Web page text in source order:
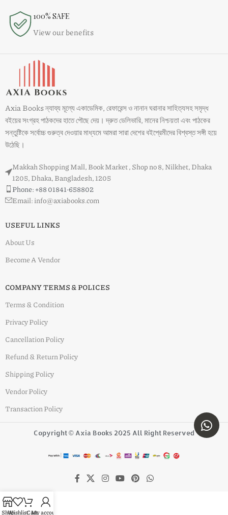
100% SAFE
View our benefits
Axia Books ন্যায্য মূল্যে একাডেমিক, রেফারেন্স ও নানান ঘরানার সাহিত্যসহ সমৃদ্ধ
বইয়ের সংগ্রহ পাঠকদের হাতে পৌছে দেয়। দ্রুত ডেলিভারি, মানের নিশ্চয়তা এবং পাঠকের
সন্তুষ্টিকে সর্বোচ্চ গুরুত্ব দেওয়ার মাধ্যমে আমরা সারা দেশের বইপ্রেমীদের বিশ্বস্ত সঙ্গী হয়ে
উঠেছি।
Makkah Shopping Mall, Book Market , Shop no 8, Nilkhet, Dhaka
1205, Dhaka, Bangladesh, 1205
Phone: +88 01841-658802
Email: info@axiabooks.com
USEFUL LINKS
About Us
Become A Vendor
COMPANY TERMS & POLICES
Terms & Condition
Privacy Policy
Cancellation Policy
Refund & Return Policy
Shipping Policy
Vendor Policy
Transaction Policy
Copyright © Axia Books 2025 All Right Reserved
ShopWishlistCartMy account